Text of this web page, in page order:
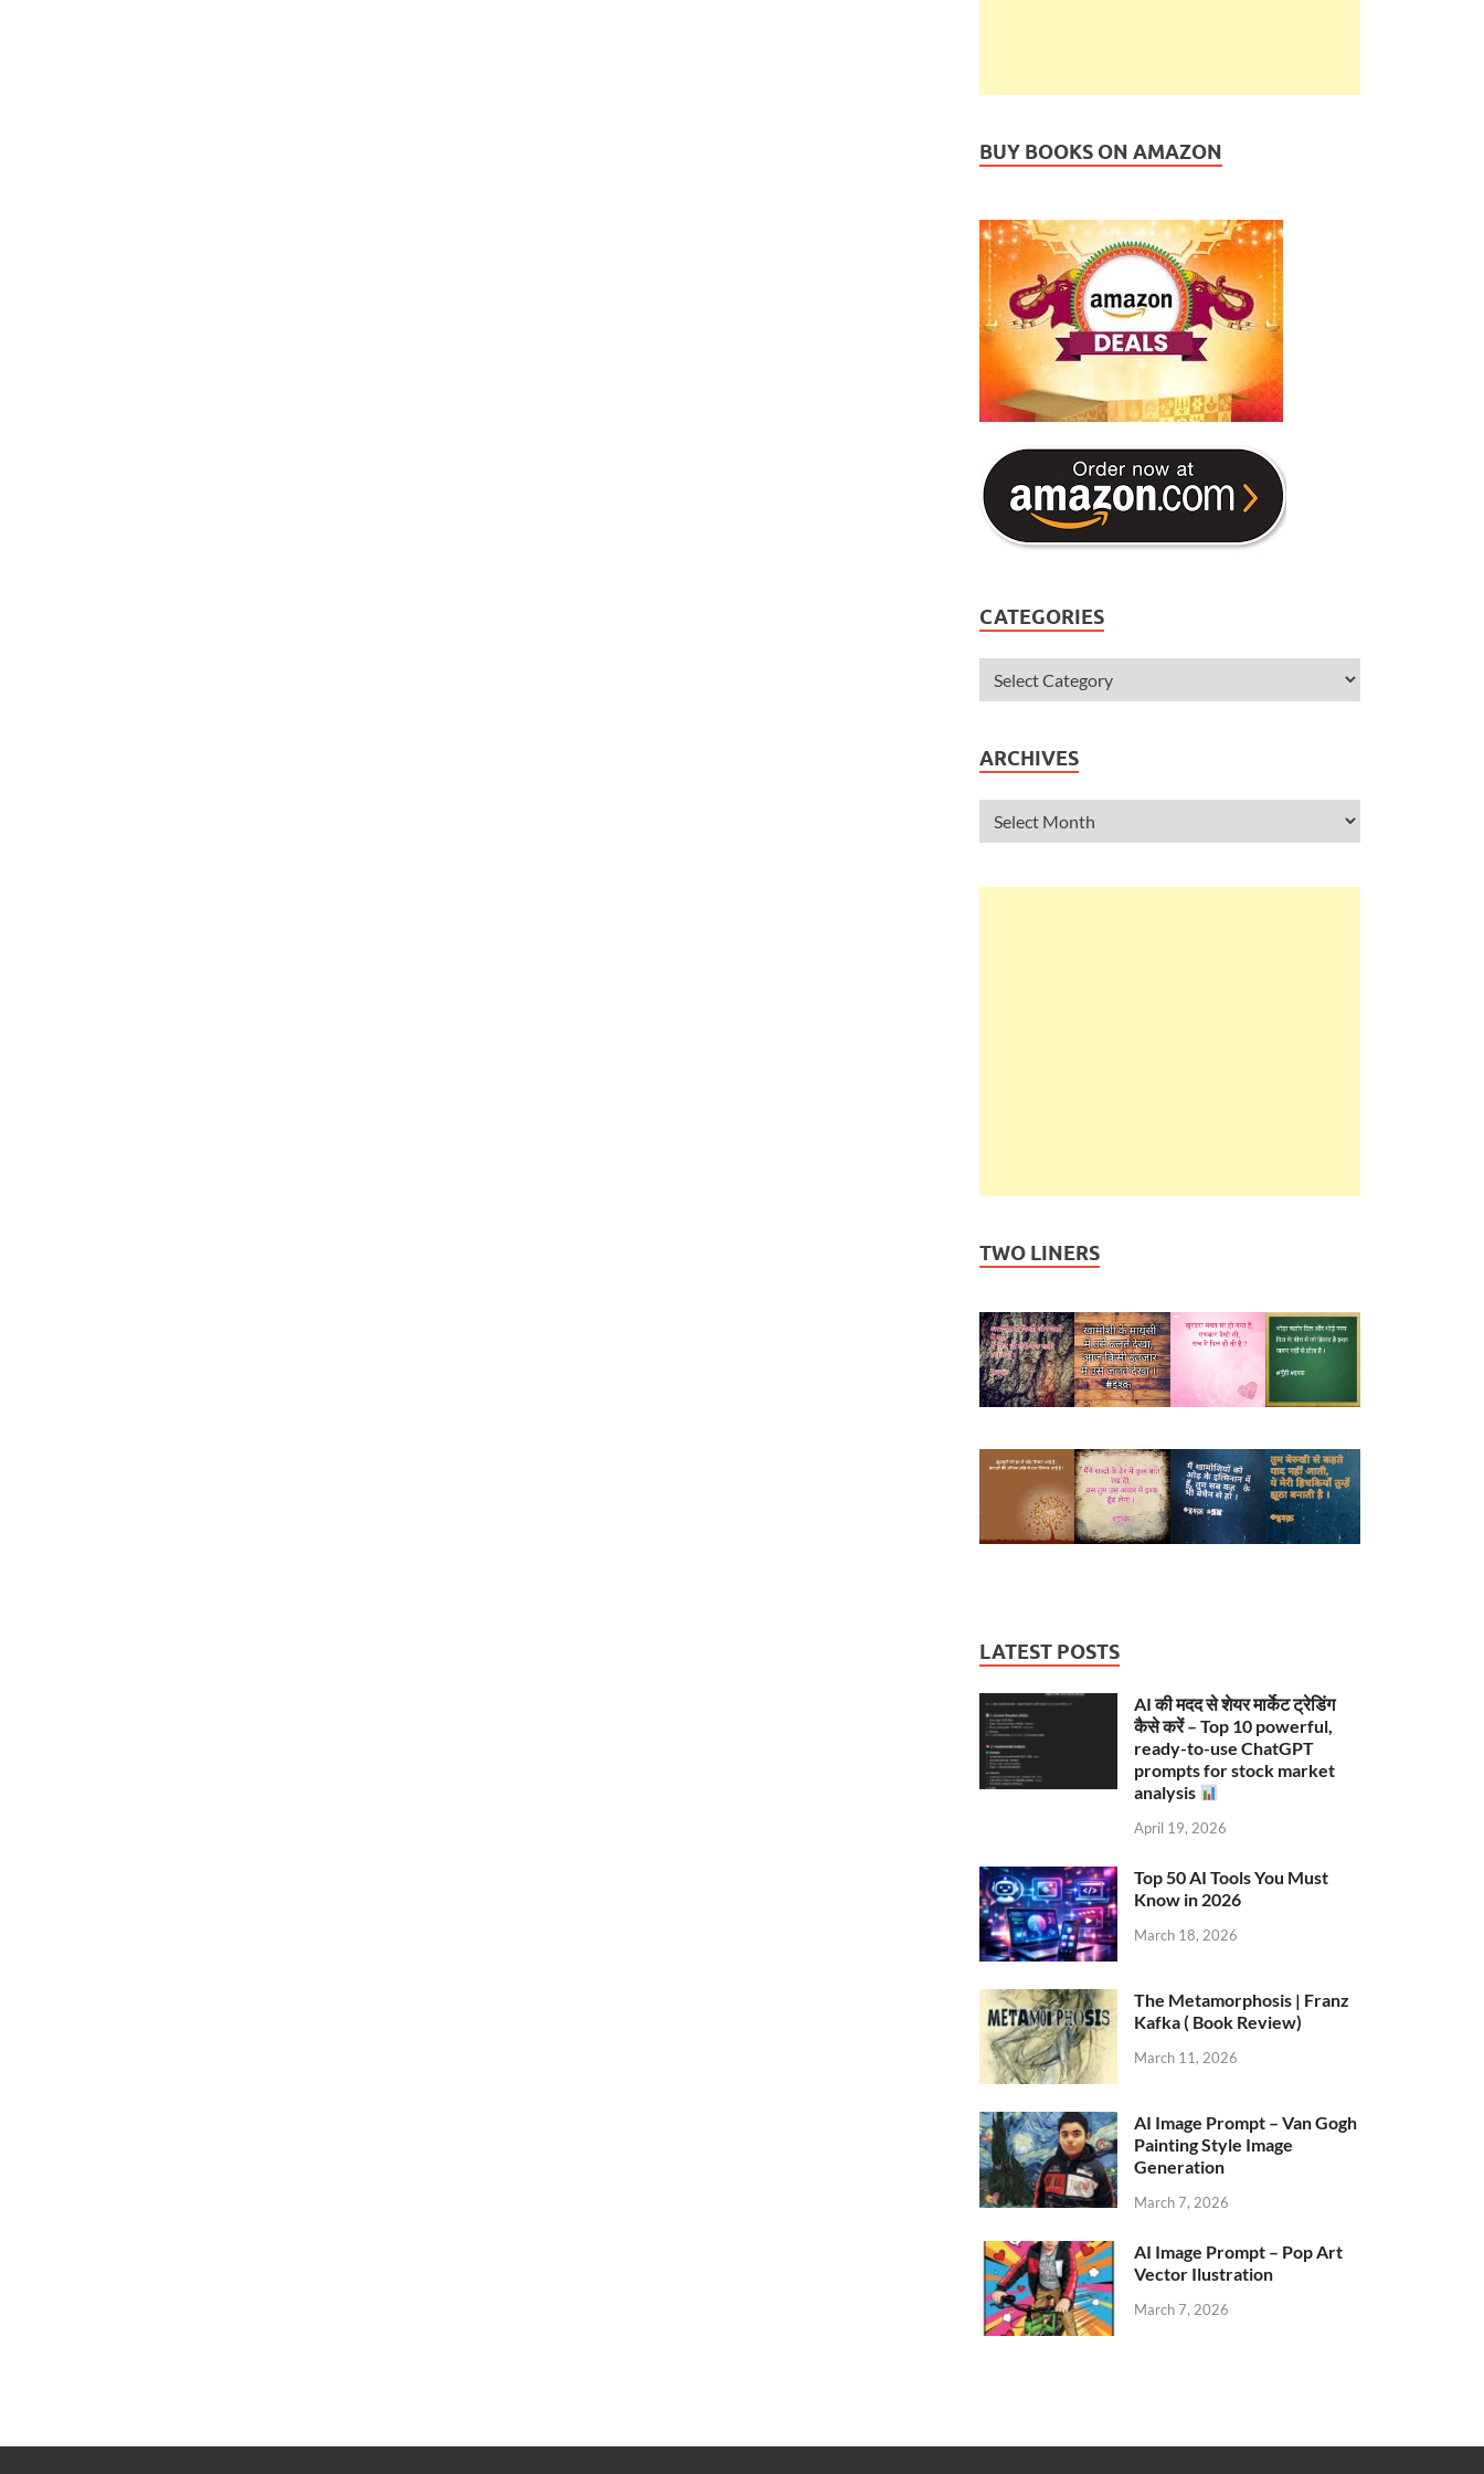
BUY BOOKS ON AMAZON
CATEGORIES
ARCHIVES
TWO LINERS
LATEST POSTS
AI की मदद से शेयर मार्केट ट्रेडिंग
कैसे करें – Top 10 powerful,
ready-to-use ChatGPT
prompts for stock market
analysis
April 19, 2026
Top 50 AI Tools You Must
Know in 2026
March 18, 2026
The Metamorphosis | Franz
Kafka ( Book Review)
March 11, 2026
AI Image Prompt – Van Gogh
Painting Style Image
Generation
March 7, 2026
AI Image Prompt – Pop Art
Vector Ilustration
March 7, 2026